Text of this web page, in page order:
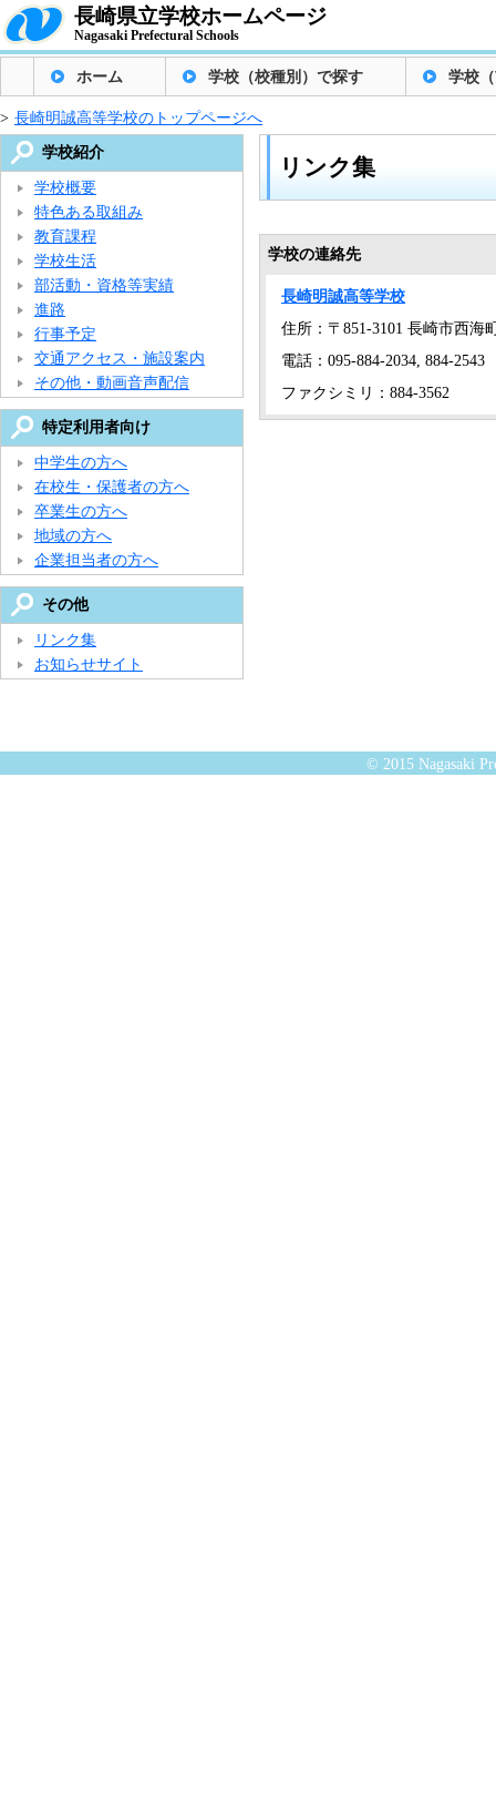
長崎県立学校ホームページ
Nagasaki Prefectural Schools
ホーム 学校（校種別）で探す 学校
> 長崎明誠高等学校のトップページへ
リンク集
学校の連絡先
長崎明誠高等学校
住所：〒851-3101 長崎市西海
電話：095-884-2034, 884-2543
ファクシミリ：884-3562
学校紹介
学校概要
特色ある取組み
教育課程
学校生活
部活動・資格等実績
進路
行事予定
交通アクセス・施設案内
その他・動画音声配信
特定利用者向け
中学生の方へ
在校生・保護者の方へ
卒業生の方へ
地域の方へ
企業担当者の方へ
その他
リンク集
お知らせサイト
© 2015 Nagasaki